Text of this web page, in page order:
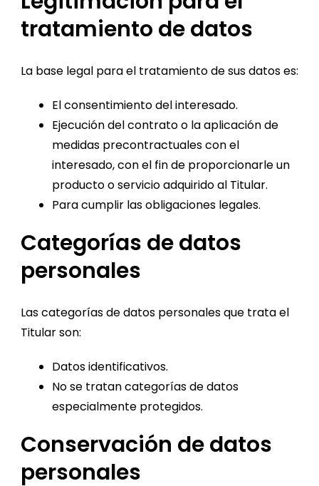
tratamiento de datos
La base legal para el tratamiento de sus datos es:
El consentimiento del interesado.
Ejecución del contrato o la aplicación de
medidas precontractuales con el
interesado, con el fin de proporcionarle un
producto o servicio adquirido al Titular.
Para cumplir las obligaciones legales.
Categorías de datos
personales
Las categorías de datos personales que trata el
Titular son:
Datos identificativos.
No se tratan categorías de datos
especialmente protegidos.
Conservación de datos
personales